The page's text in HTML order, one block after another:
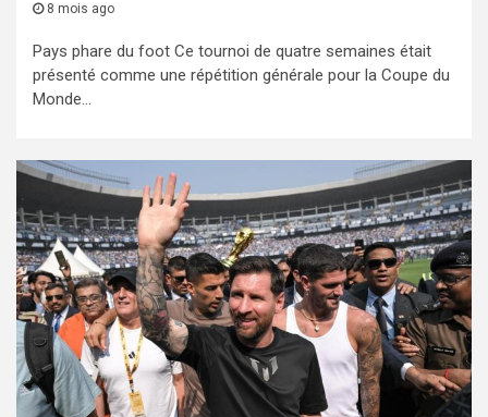
8 mois ago
Pays phare du foot Ce tournoi de quatre semaines était
présenté comme une répétition générale pour la Coupe du
Monde...